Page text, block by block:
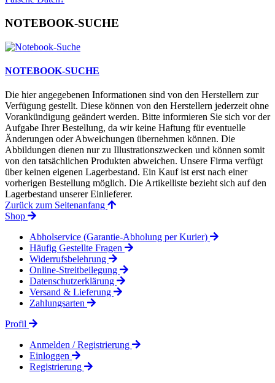
NOTEBOOK-SUCHE
NOTEBOOK-SUCHE
Die hier angegebenen Informationen sind von den Herstellern zur
Verfügung gestellt. Diese können von den Herstellern jederzeit ohne
Vorankündigung geändert werden. Bitte informieren Sie sich vor der
Aufgabe Ihrer Bestellung, da wir keine Haftung für eventuelle
Änderungen oder Abweichungen übernehmen können. Die
Abbildungen dienen nur zu Illustrationszwecken und können somit
von den tatsächlichen Produkten abweichen. Unsere Firma verfügt
über keinen eigenen Lagerbestand. Ein Kauf ist erst nach einer
vorherigen Bestellung möglich. Die Artikelliste bezieht sich auf den
Lagerbestand unserer Einlieferer.
Zurück zum Seitenanfang
Shop
Abholservice (Garantie-Abholung per Kurier)
Häufig Gestellte Fragen
Widerrufsbelehrung
Online-Streitbeilegung
Datenschutzerklärung
Versand & Lieferung
Zahlungsarten
Profil
Anmelden / Registrierung
Einloggen
Registrierung